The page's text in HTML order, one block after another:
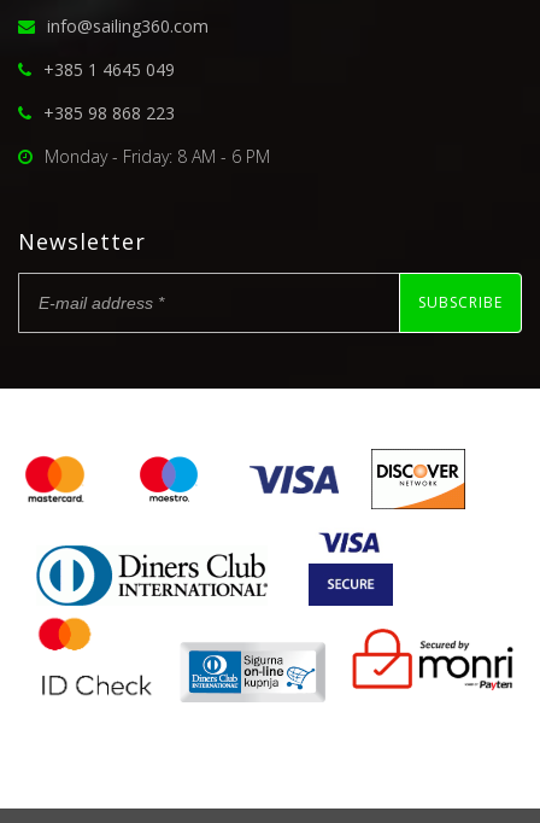
info@sailing360.com
+385 1 4645 049
+385 98 868 223
Monday - Friday: 8 AM - 6 PM
Newsletter
SUBSCRIBE